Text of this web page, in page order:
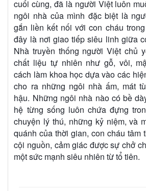
cuối cùng, đã là người Việt luôn
ngôi nhà của mình đặc biệt là
gắn liền kết nối với con cháu
đây là nơi giao tiếp siêu linh giữa
Nhà truyền thống người Việt chủ
chất liệu tự nhiên như gỗ, vôi,
cách làm khoa học dựa vào các
cho ra những ngôi nhà ấm, mát
hậu. Những ngôi nhà nào có bề
hệ từng sống luôn chứa đựng
chuyện lý thú, những kỷ niệm, và
quánh của thời gian, con cháu tâm
cội nguồn, cảm giác được sự chở
một sức mạnh siêu nhiên từ tổ tiên.